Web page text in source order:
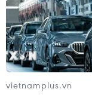
vietnamplus.vn